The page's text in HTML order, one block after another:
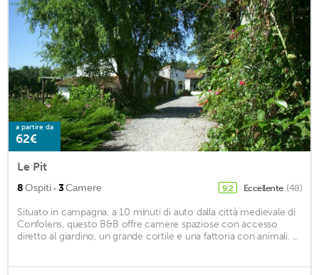
a partire da
62€
Le Pit
8Ospiti · 3Camere 9,2 Eccellente (48)
Situato in campagna, a 10 minuti di auto dalla città medievale di
Confolens, questo B&B offre camere spaziose con accesso
diretto al giardino, un grande cortile e una fattoria con animali. ...